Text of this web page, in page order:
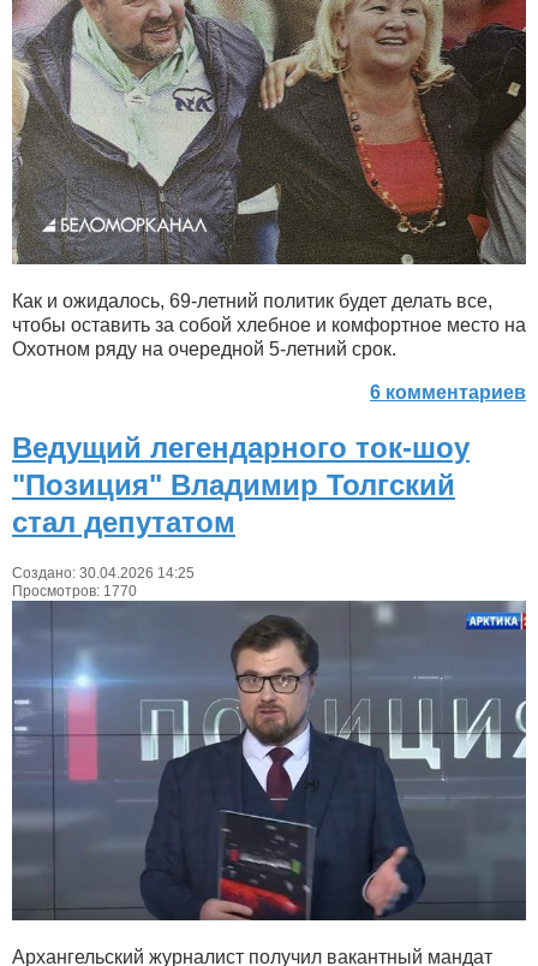
Как и ожидалось, 69-летний политик будет делать все,
чтобы оставить за собой хлебное и комфортное место на
Охотном ряду на очередной 5-летний срок.
6 комментариев
Ведущий легендарного ток-шоу
"Позиция" Владимир Толгский
стал депутатом
Создано: 30.04.2026 14:25
Просмотров: 1770
Архангельский журналист получил вакантный мандат